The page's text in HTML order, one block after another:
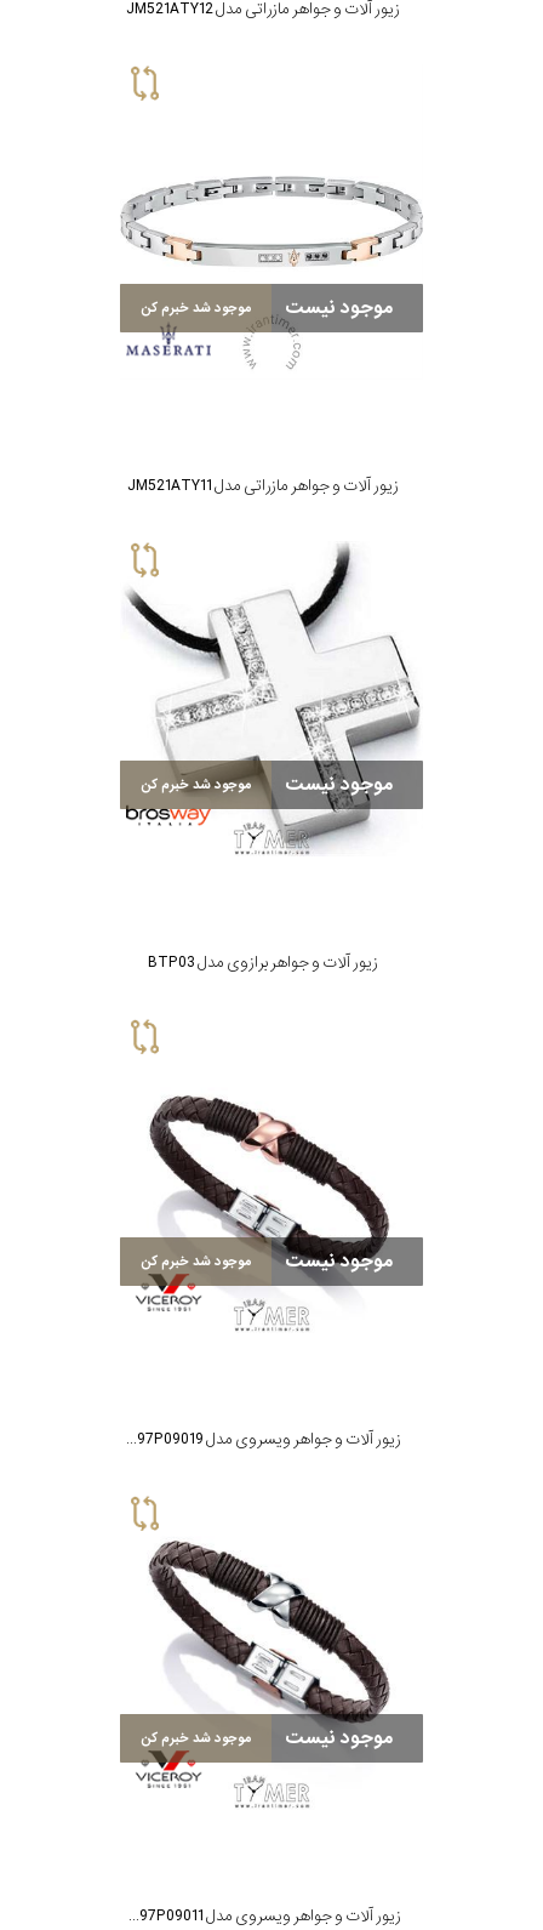
زیور آلات و جواهر مازراتی مدل JM521ATY12
موجود نیست موجود شد خبرم کن
زیور آلات و جواهر مازراتی مدل JM521ATY11
موجود نیست موجود شد خبرم کن
زیور آلات و جواهر برازوی مدل BTP03
موجود نیست موجود شد خبرم کن
زیور آلات و جواهر ویسروی مدل 6397P09019
موجود نیست موجود شد خبرم کن
زیور آلات و جواهر ویسروی مدل 6397P09011